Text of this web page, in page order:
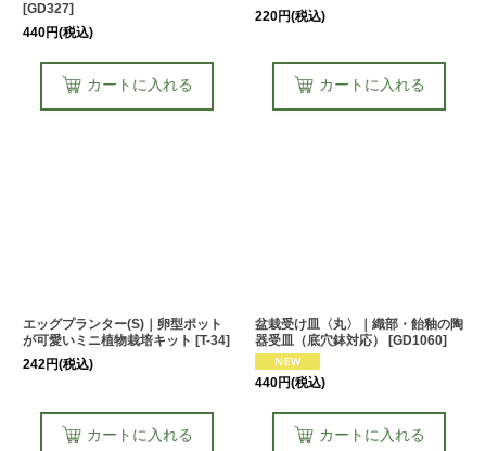
[GD327]
440円(税込)
カートに入れる
220円(税込)
カートに入れる
エッグプランター(S)｜卵型ポット
が可愛いミニ植物栽培キット [T-34]
242円(税込)
カートに入れる
盆栽受け皿〈丸〉｜織部・飴釉の陶
器受皿（底穴鉢対応）
[GD1060]
440円(税込)
カートに入れる